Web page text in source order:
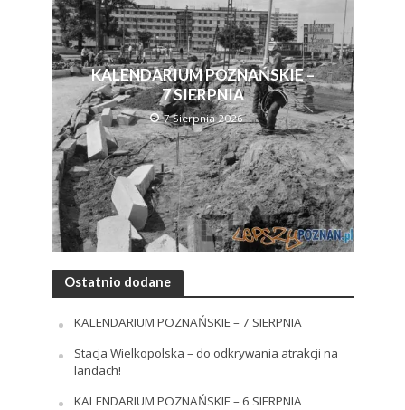
KALENDARIUM POZNAŃSKIE –
7 SIERPNIA
7 Sierpnia 2026
Ostatnio dodane
KALENDARIUM POZNAŃSKIE – 7 SIERPNIA
Stacja Wielkopolska – do odkrywania atrakcji na
landach!
KALENDARIUM POZNAŃSKIE – 6 SIERPNIA